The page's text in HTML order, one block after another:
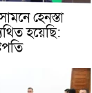
হেনস্তা
হয়েছি: